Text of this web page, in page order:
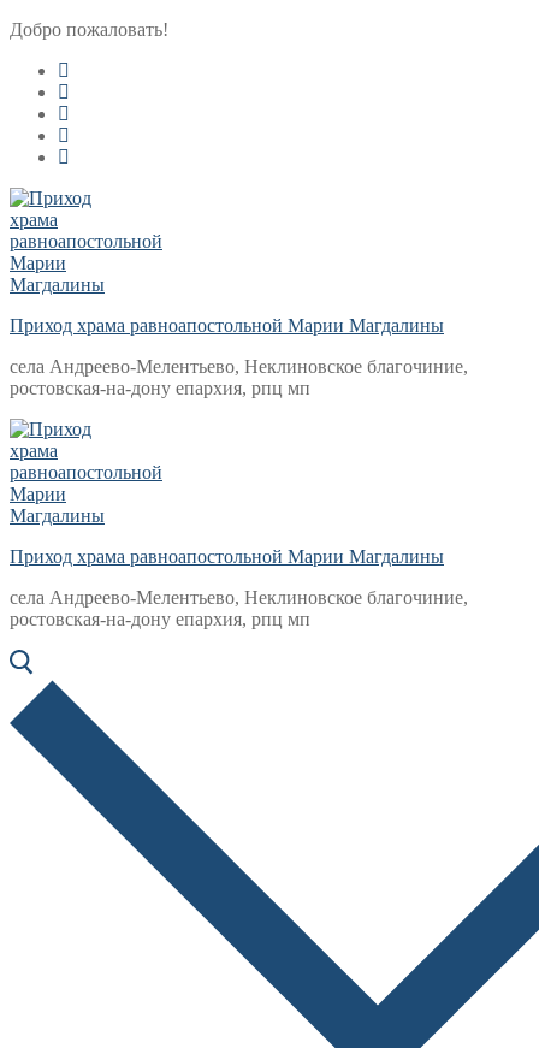
Перейти
содержимому
Меню
Закрыть
Добро пожаловать!
Приход храма равноапостольной Марии Магдалины
села Андреево-Мелентьево, Неклиновское благочиние,
ростовская-на-дону епархия, рпц мп
Приход храма равноапостольной Марии Магдалины
села Андреево-Мелентьево, Неклиновское благочиние,
ростовская-на-дону епархия, рпц мп